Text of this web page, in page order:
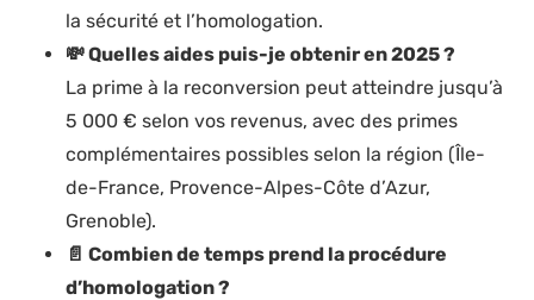
la sécurité et l’homologation.
💸 Quelles aides puis-je obtenir en 2025 ?
La prime à la reconversion peut atteindre jusqu’à
5 000 € selon vos revenus, avec des primes
complémentaires possibles selon la région (Île-
de-France, Provence-Alpes-Côte d’Azur,
Grenoble).
📄 Combien de temps prend la procédure
d’homologation ?